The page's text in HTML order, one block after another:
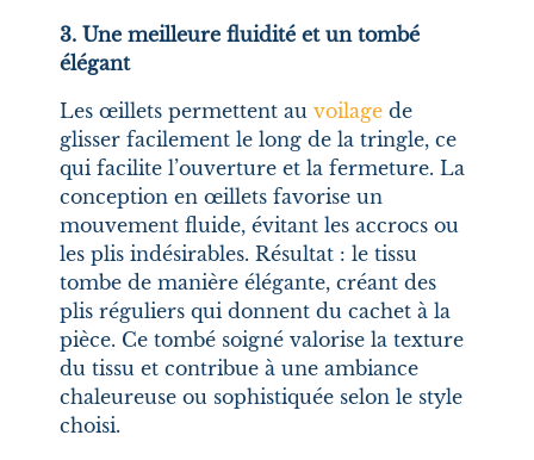
3. Une meilleure fluidité et un tombé
élégant
Les œillets permettent au voilage de
glisser facilement le long de la tringle, ce
qui facilite l’ouverture et la fermeture. La
conception en œillets favorise un
mouvement fluide, évitant les accrocs ou
les plis indésirables. Résultat : le tissu
tombe de manière élégante, créant des
plis réguliers qui donnent du cachet à la
pièce. Ce tombé soigné valorise la texture
du tissu et contribue à une ambiance
chaleureuse ou sophistiquée selon le style
choisi.